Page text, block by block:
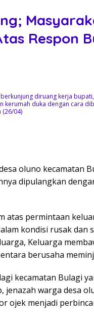
Respon
diruang kerja
kerumah duka dengan cara
(26/04)
oluno kecamatan
dipulangkan
atas permintaan
kondisi rusak dan
Keluarga
berusaha
kecamatan Bulagi
jenazah warga desa
ojek menjadi